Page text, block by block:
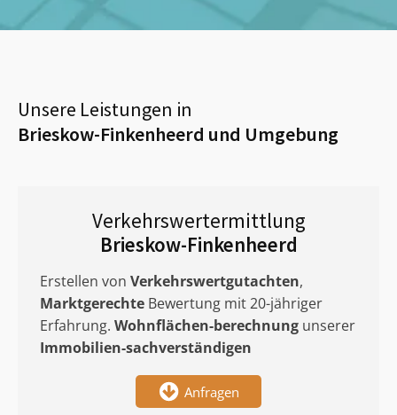
Unsere Leistungen in
Brieskow-Finkenheerd und Umgebung
Verkehrswertermittlung
Brieskow-Finkenheerd
Erstellen von Verkehrswertgutachten,
Marktgerechte Bewertung mit 20-jähriger
Erfahrung. Wohnflächen-berechnung unserer
Immobilien-sachverständigen
Anfragen